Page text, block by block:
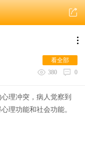
看全部
380
0
理冲突，病人觉察到
理功能和社会功能。